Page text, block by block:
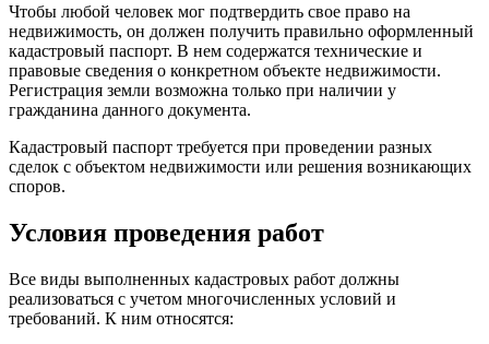
Чтобы любой человек мог подтвердить свое право на
недвижимость, он должен получить правильно оформленный
кадастровый паспорт. В нем содержатся технические и
правовые сведения о конкретном объекте недвижимости.
Регистрация земли возможна только при наличии у
гражданина данного документа.
Кадастровый паспорт требуется при проведении разных
сделок с объектом недвижимости или решения возникающих
споров.
Условия проведения работ
Все виды выполненных кадастровых работ должны
реализоваться с учетом многочисленных условий и
требований. К ним относятся: